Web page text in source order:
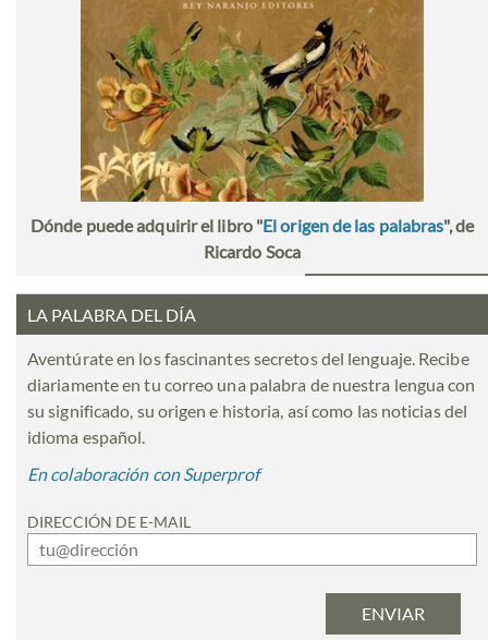
Dónde puede adquirir el libro "El origen de las palabras", de
Ricardo Soca
LA PALABRA DEL DÍA
Aventúrate en los fascinantes secretos del lenguaje. Recibe
diariamente en tu correo una palabra de nuestra lengua con
su significado, su origen e historia, así como las noticias del
idioma español.
En colaboración con Superprof
DIRECCIÓN DE E-MAIL